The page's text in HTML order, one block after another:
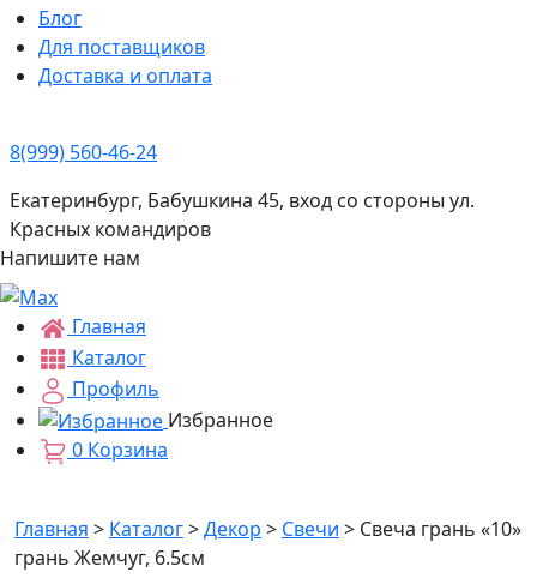
Блог
Для поставщиков
Доставка и оплата
8(999) 560-46-24
Екатеринбург, Бабушкина 45, вход со стороны ул.
Красных командиров
Напишите нам
Главная
Каталог
Профиль
Избранное
0 Корзина
Главная > Каталог>Декор > Свечи > Свеча грань «10»
грань Жемчуг, 6.5см